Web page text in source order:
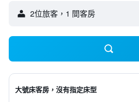
2位旅客，1 間客房
大號床客房，沒有指定床型